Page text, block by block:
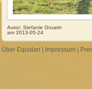
Autor: Stefanie Gruarin
am 2013-05-24
Über Equidan | Impressum |